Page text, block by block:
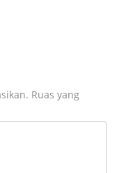
Ruas yang